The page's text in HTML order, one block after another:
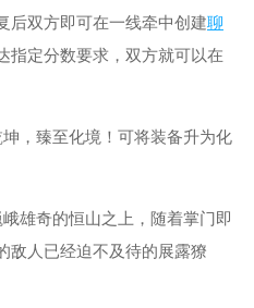
后双方即可在一线牵中创建聊
指定分数要求，双方就可以在
，臻至化境！可将装备升为化
雄奇的恒山之上，随着掌门即
敌人已经迫不及待的展露獠